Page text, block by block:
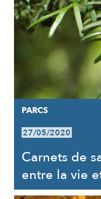
PARCS
27/05/2020
Carnets de
entre la vie